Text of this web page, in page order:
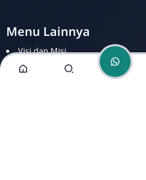
Menu Lainnya
Visi dan Misi
Beasiswa